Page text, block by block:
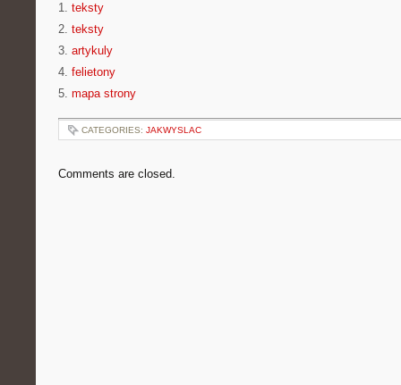
1. teksty
2. teksty
3. artykuly
4. felietony
5. mapa strony
CATEGORIES: JAKWYSLAC
Comments are closed.